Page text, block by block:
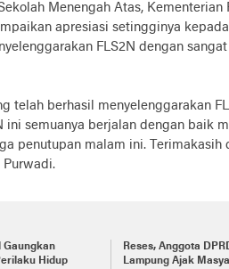
Menengah Atas, Kementerian
apresiasi setingginya
FLS2N dengan
telah berhasil menyelenggarakan
ini semuanya berjalan dengan baik
penutupan malam ini. Terimakasih
Purwadi.
Gaungkan
Hidup
Reses, Anggota
Lampung Ajak